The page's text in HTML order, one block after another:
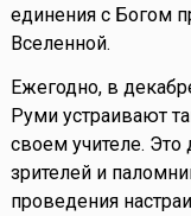
единения с Богом
Вселенной.
Ежегодно, в
Руми устраивают
своем учителе.
зрителей и
проведения